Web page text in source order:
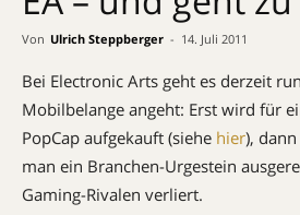
Von Ulrich Steppberger - 14. Juli 2011
Bei Electronic Arts geht es derzeit
Mobilbelange angeht: Erst wird für
PopCap aufgekauft (siehe hier),
man ein Branchen-Urgestein
Gaming-Rivalen verliert.